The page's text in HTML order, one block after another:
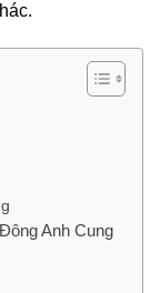
Anh Cung